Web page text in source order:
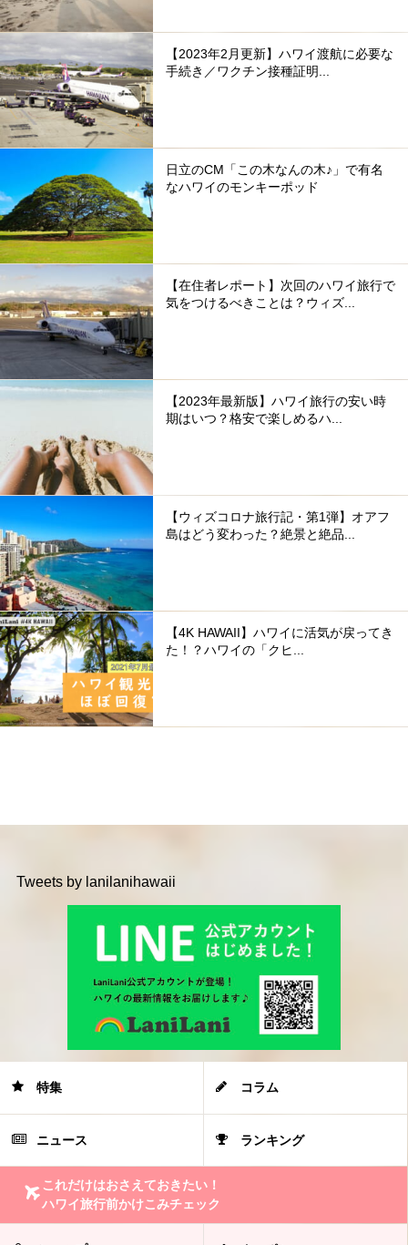
【2023年2月更新】ハワイ渡航に必要な
手続き／ワクチン接種証明...
日立のCM「この木なんの木♪」で有名
なハワイのモンキーポッド
【在住者レポート】次回のハワイ旅行で
気をつけるべきことは？ウィズ...
【2023年最新版】ハワイ旅行の安い時
期はいつ？格安で楽しめるハ...
【ウィズコロナ旅行記・第1弾】オアフ
島はどう変わった？絶景と絶品...
【4K HAWAII】ハワイに活気が戻ってき
た！？ハワイの「クヒ...
Tweets by lanilanihawaii
特集 コラム
ニュース ランキング
これだけはおさえておきたい！
ハワイ旅行前かけこみチェック